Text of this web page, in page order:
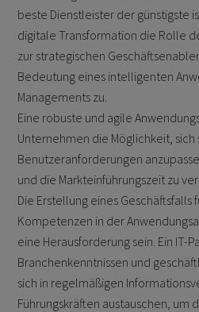
beste Dienstleister der günstigste
digitale Transformation die Rolle
zur strategischen
Bedeutung eines intelligenten
Managements zu.
Eine robuste und agile
Unternehmen die Möglichkeit,
Benutzeranforderungen
und die Markteinführungszeit zu
Die Erstellung eines Geschäftsfalls
Kompetenzen in der
eine Herausforderung sein. Ein IT-
Branchenkenntnissen und
sich in regelmäßigen
Führungskräften austauschen,